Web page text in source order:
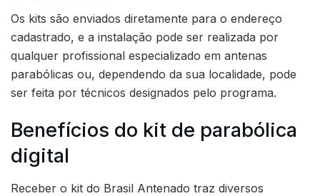
Os kits são enviados diretamente para o endereço
cadastrado, e a instalação pode ser realizada por
qualquer profissional especializado em antenas
parabólicas ou, dependendo da sua localidade, pode
ser feita por técnicos designados pelo programa.
Benefícios do kit de parabólica
digital
Receber o kit do Brasil Antenado traz diversos